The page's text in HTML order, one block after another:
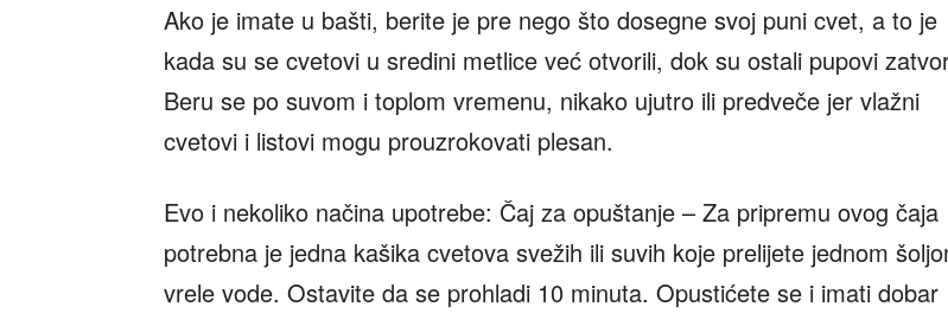
Ako je imate u bašti, berite je pre nego što dosegne svoj puni cvet, a to je
kada su se cvetovi u sredini metlice već otvorili, dok su ostali pupovi
Beru se po suvom i toplom vremenu, nikako ujutro ili predveče jer vlažni
cvetovi i listovi mogu prouzrokovati plesan.
Evo i nekoliko načina upotrebe: Čaj za opuštanje – Za pripremu ovog čaja
potrebna je jedna kašika cvetova svežih ili suvih koje prelijete jednom
vrele vode. Ostavite da se prohladi 10 minuta. Opustićete se i imati dobar